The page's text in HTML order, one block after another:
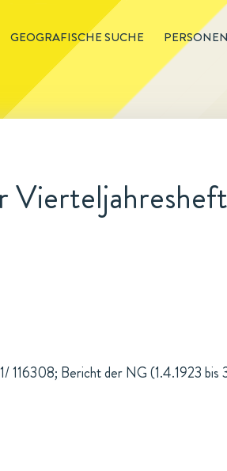
GEOGRAFISCHE SUCHE PERSONEN
116308; Bericht der NG (1.4.1923 bis